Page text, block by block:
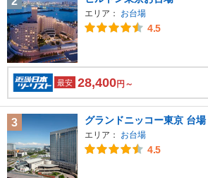
エリア： お台場
4.5
最安 28,400円～
3 グランドニッコー東京 台場
エリア： お台場
4.5